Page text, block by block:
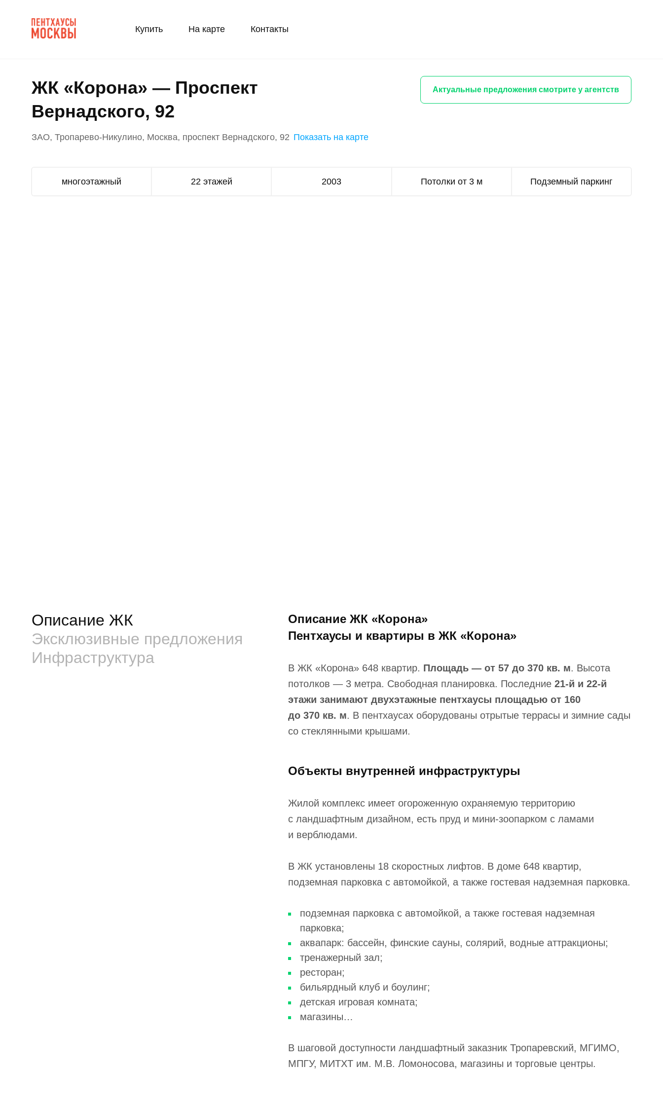
Купить На карте Контакты
ЖК «Корона» — Проспект
Вернадского, 92
ЗАО, Тропарево-Никулино, Москва, проспект Вернадского, 92 Показать на карте
Актуальные предложения смотрите у агентств
многоэтажный 22 этажей 2003 Потолки от 3 м Подземный паркинг
Описание ЖК
Эксклюзивные предложения
Инфраструктура
Описание ЖК «Корона»
Пентхаусы и квартиры в ЖК «Корона»
В ЖК «Корона» 648 квартир. Площадь — от 57 до 370 кв. м. Высота
потолков — 3 метра. Свободная планировка. Последние 21-й и 22-й
этажи занимают двухэтажные пентхаусы площадью от 160
до 370 кв. м. В пентхаусах оборудованы отрытые террасы и зимние сады
со стеклянными крышами.
Объекты внутренней инфраструктуры
Жилой комплекс имеет огороженную охраняемую территорию
с ландшафтным дизайном, есть пруд и мини-зоопарком с ламами
и верблюдами.
В ЖК установлены 18 скоростных лифтов. В доме 648 квартир,
подземная парковка с автомойкой, а также гостевая надземная парковка.
подземная парковка с автомойкой, а также гостевая надземная
парковка;
аквапарк: бассейн, финские сауны, солярий, водные аттракционы;
тренажерный зал;
ресторан;
бильярдный клуб и боулинг;
детская игровая комната;
магазины…
В шаговой доступности ландшафтный заказник Тропаревский, МГИМО,
МПГУ, МИТХТ им. М.В. Ломоносова, магазины и торговые центры.